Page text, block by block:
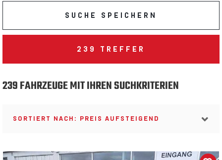
SUCHE SPEICHERN
239 TREFFER
239 FAHRZEUGE MIT IHREN SUCHKRITERIEN
SORTIERT NACH: PREIS AUFSTEIGEND